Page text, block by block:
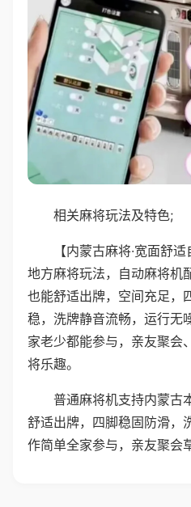
相关麻将玩法及特色;
【内蒙古麻将·宽面舒
地方麻将玩法，自动麻将机
也能舒适出牌，空间充足，
稳，洗牌静音流畅，运行无
家老少都能参与，亲友聚会
将乐趣。
普通麻将机支持内蒙古
舒适出牌，四脚稳固防滑，
作简单全家参与，亲友聚会